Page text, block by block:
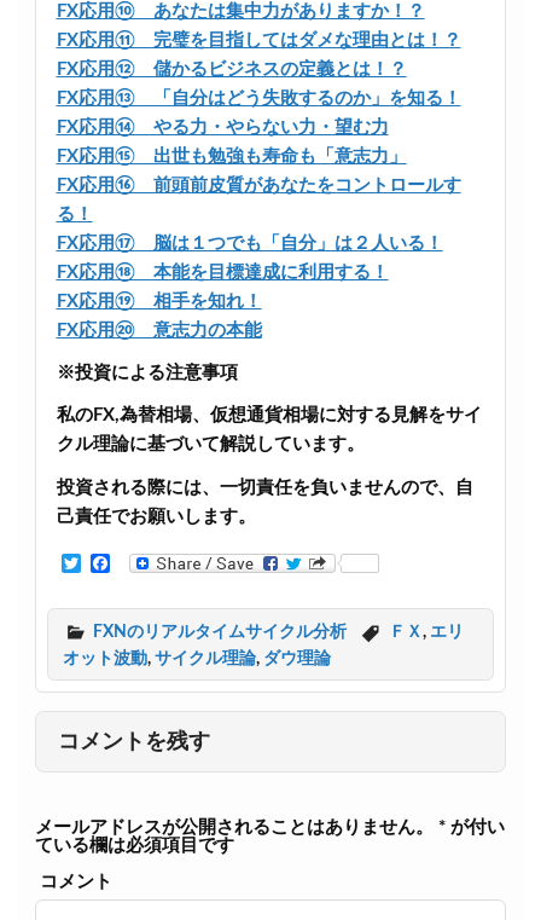
FX応用⑩ あなたは集中力がありますか！？
FX応用⑪ 完璧を目指してはダメな理由とは！？
FX応用⑫ 儲かるビジネスの定義とは！？
FX応用⑬ 「自分はどう失敗するのか」を知る！
FX応用⑭ やる力・やらない力・望む力
FX応用⑮ 出世も勉強も寿命も「意志力」
FX応用⑯ 前頭前皮質があなたをコントロールす
る！
FX応用⑰ 脳は１つでも「自分」は２人いる！
FX応用⑱ 本能を目標達成に利用する！
FX応用⑲ 相手を知れ！
FX応用⑳ 意志力の本能
※投資による注意事項
私のFX,為替相場、仮想通貨相場に対する見解をサイ
クル理論に基づいて解説しています。
投資される際には、一切責任を負いませんので、自
己責任でお願いします。
t
e
r
e
b
o
o
k
FXNのリアルタイムサイクル分析 ＦＸ , エリ
オット波動, サイクル理論, ダウ理論
コメントを残す
メールアドレスが公開されることはありません。 *が付い
ている欄は必須項目です
コメント